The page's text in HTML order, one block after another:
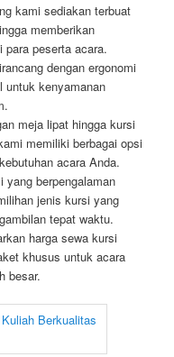
kami sediakan terbuat
memberikan
para peserta acara.
dengan ergonomi
untuk kenyamanan
meja lipat hingga kursi
memiliki berbagai opsi
acara Anda.
yang berpengalaman
jenis kursi yang
tepat waktu.
harga sewa kursi
khusus untuk acara
besar.